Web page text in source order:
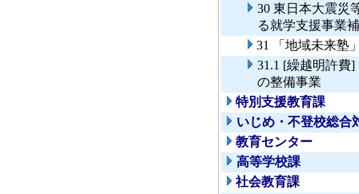
30 東日本大震災
る就学支援事業
31 「地域未来塾
31.1 [繰越明許費
の整備事業
特別支援教育課
いじめ・不登校総合
教育センター
高等学校課
社会教育課